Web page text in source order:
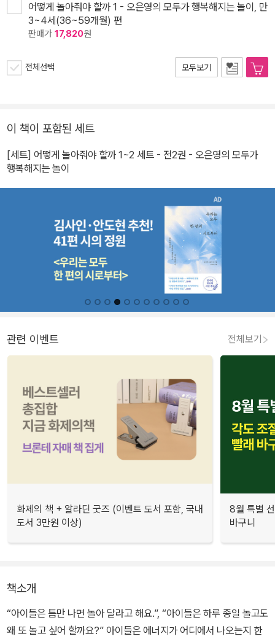
어떻게 놀아줘야 할까 1 - 오은영의 모두가 행복해지는 놀이, 만
3~4세(36~59개월) 편
판매가 17,820원
전체선택 모두보기
이 책이 포함된 세트
[세트] 어떻게 놀아줘야 할까 1~2 세트 - 전2권 - 오은영의 모두가
행복해지는 놀이
관련 이벤트 전체보기
화제의 책 + 알라딘 굿즈 (이벤트 도서 포함, 국내
도서 3만원 이상)
8월 특별
바구니
책소개
“아이들은 틈만 나면 놀아 달라고 해요.”, “아이들은 하루 종일 놀고도
왜 또 놀고 싶어 할까요?” 아이들은 에너지가 어디에서 나오는지 한